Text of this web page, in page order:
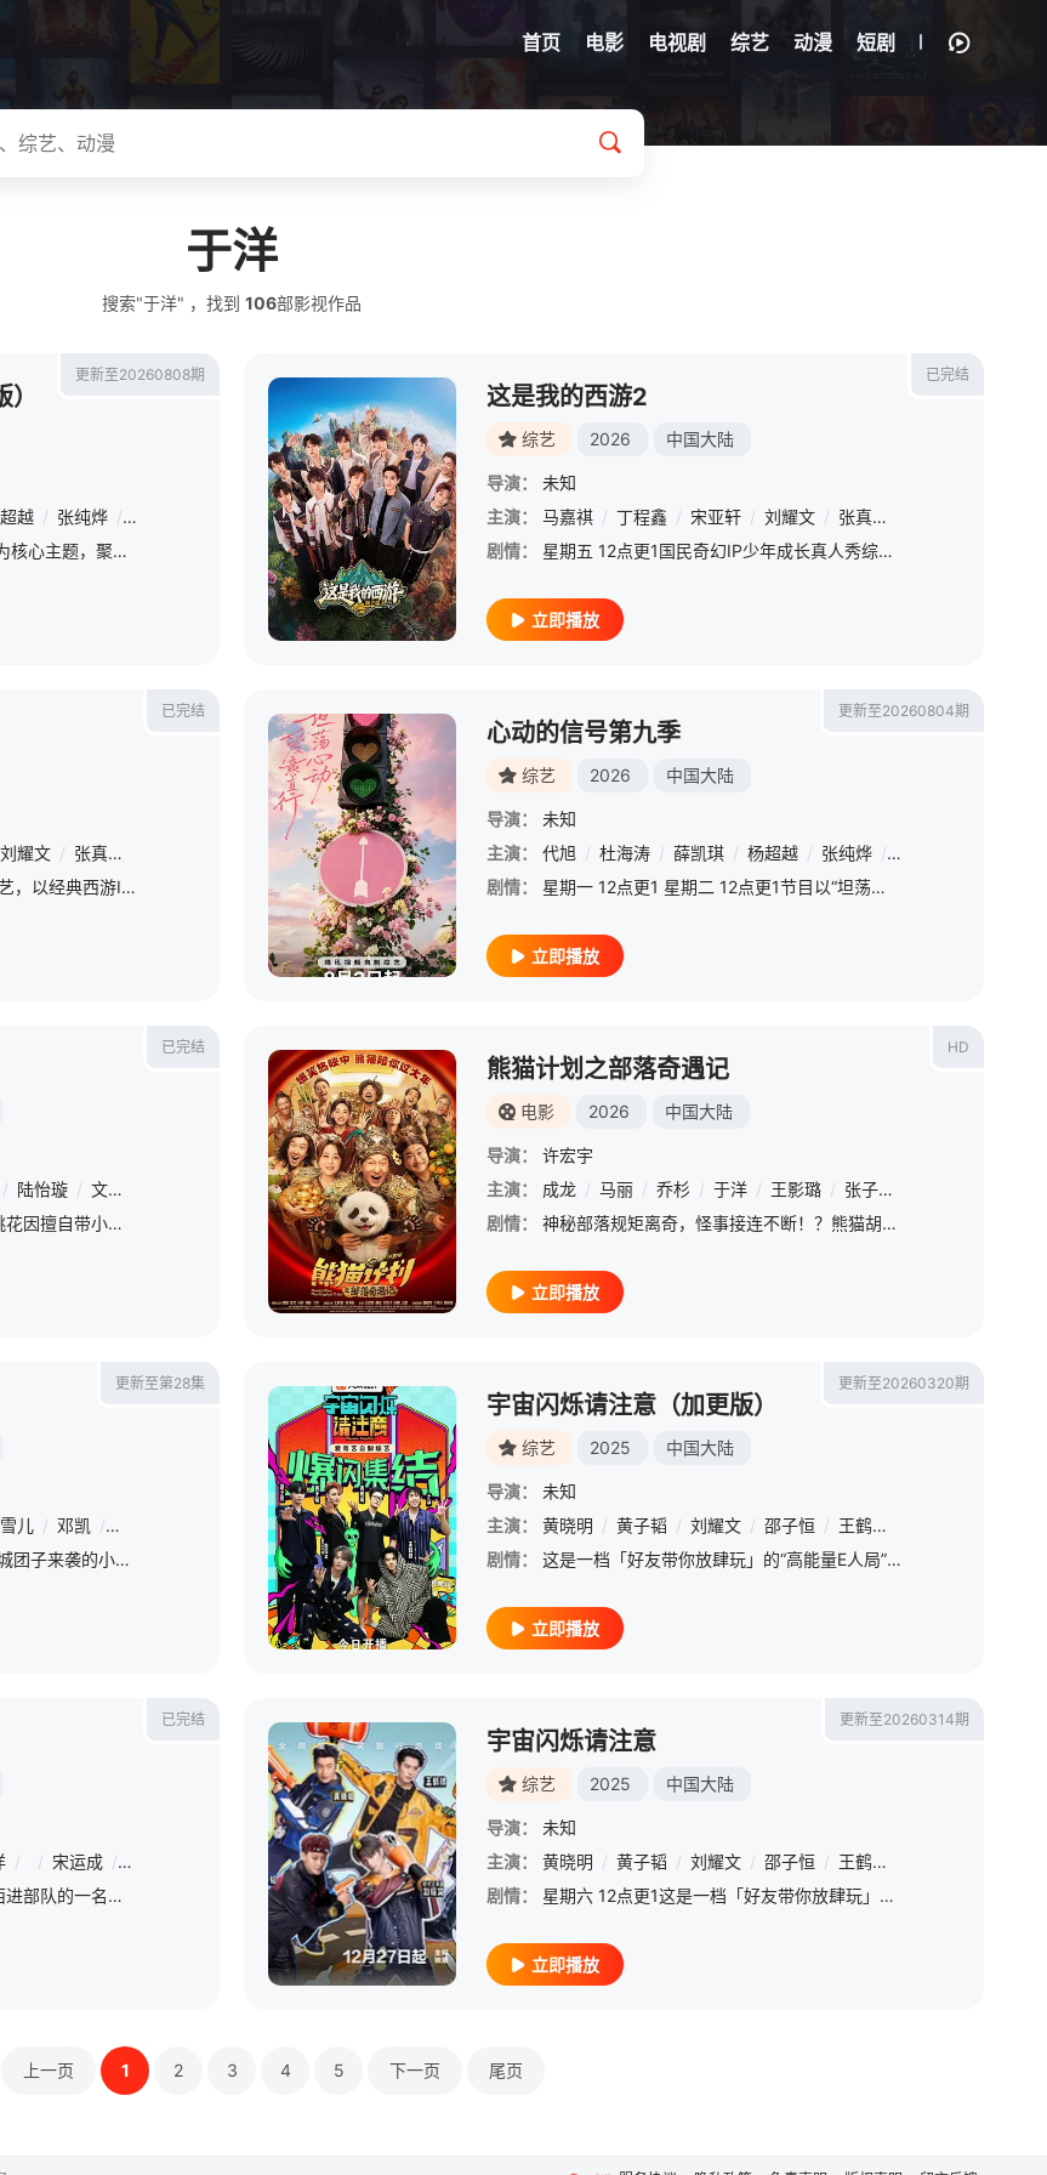
首页 电影 电视剧 综艺 动漫 短剧
于洋
搜索"于洋" ，找到 106部影视作品
更新至20260808期
越 / 张纯烨 / 曹以恒 / 崔凯怡 / 崔译航 / 梁人方 / 沙玥儿 / 孙柏涵 / 孙启萌 / 吴思颖 / 于洋 / 赵希伦
节目以“坦荡心动，爱意直行”为核心主题，聚焦真诚直白的新式恋爱，告别无效拉扯，走进心动小屋，见证单身青年之间萌生的浪漫情愫。
已完结
这是我的西游2
综艺 2026 中国大陆
导演：
未知
主演：
马嘉祺 / 丁程鑫 / 宋亚轩 / 刘耀文 / 张真源
剧情：
星期五 12点更1国民奇幻IP少年成长真人秀综艺，以经典西游IP为蓝本，历经十世副本，挑战81个脑洞大开的闯关游戏，触发层层反转的爆笑剧情。
立即播放
已完结
刘耀文 / 张真源 于洋 林更新 / 邵兵
苏醒
国民奇幻IP少年成长真人秀综艺，以经典西游IP为蓝本，历经十世副本，挑战81个脑洞大开的闯关游戏，触发层层反转的爆笑剧情。
更新至20260804期
心动的信号第九季
综艺 2026 中国大陆
导演：
未知
主演：
代旭 / 杜海涛 / 薛凯琪 / 杨超越 / 张纯烨 / 曹以恒
剧情：
星期一 12点更1 星期二 12点更1节目以“坦荡心动，爱意直行”为核心主题，聚焦真诚直白的新式恋爱，告别无效拉扯，走进心动小屋，见证单身青年之间萌生的浪漫情愫。
立即播放
已完结
/ 陆怡璇 / 文静 艾东 / 王丽云 / 何达 / 郭秋成 / 曾肖龙 / 张永健 / 魏大鸣 / 张哲人
1939年，辽县麻田的村媳妇桃花因擅自带小叔子去县城，导致其被日军炸瞎双眼，招来丈夫刘黑蛋的一纸休书。村姑娘三丫的命运同样坎坷，不仅被陈家二小子以三石粮食退亲，更在不知情的情况下与刘黑蛋火速
HD
熊猫计划之部落奇遇记
电影 2026 中国大陆
导演：
许宏宇
主演：
成龙 / 马丽 / 乔杉 / 于洋 / 王影璐 / 张子栋
剧情：
神秘部落规矩离奇，怪事接连不断！？熊猫胡胡和国际巨星Jackie（成龙 饰）意外穿越进入与世隔绝的原始部落！拥有大小黑眼圈的憨萌熊猫胡胡竟被奉为“天降神兽”，还被族人们予以重任，坚信她能化解部落危机。
立即播放
更新至第28集
儿 / 邓凯 / 李卿 刘琳 / 严屹宽 / 岳旸 / 杜淳 谭凯 毛林林 叶祖新 于洋 / 李建义 / 田丽 / 寇占文
每天 更2该剧改编自晋江文学城团子来袭的小说《逐玉》。讲述了屠户女樊长玉（田曦薇 饰）与落难侯爷谢征（张凌赫 饰）于困境中相遇，一个父母双亡为了保住家产，一个死里逃生隐姓埋名，二人一拍即合决定成婚。先
更新至20260320期
宇宙闪烁请注意（加更版）
综艺 2025 中国大陆
导演：
未知
主演：
黄晓明 / 黄子韬 / 刘耀文 / 邵子恒 / 王鹤棣
剧情：
这是一档「好友带你放肆玩」的“高能量E人局”，在旅行中一起发疯的爆笑户外游戏真人秀！节目以明星好友结伴旅行为主线，用高能抽象游戏任务打造解压式快乐体验——和能让你笑到缺氧的人，去有趣的地方，做有意义的
立即播放
已完结
/ / 宋运成 /
曹力
1949年，童大炮作为解放军西进部队的一名指战员带领部队，在和平解放新疆后，响应毛主席的指示“军队参加生产”，军区命令驻疆广大指战员在天山南北按师、团布点，就地驻防、就地屯垦，迅速开展大生产
更新至20260314期
宇宙闪烁请注意
综艺 2025 中国大陆
导演：
未知
主演：
黄晓明 / 黄子韬 / 刘耀文 / 邵子恒 / 王鹤棣
剧情：
星期六 12点更1这是一档「好友带你放肆玩」的“高能量E人局”，在旅行中一起发疯的爆笑户外游戏真人秀！节目以明星好友结伴旅行为主线，用高能抽象游戏任务打造解压式快乐体验——和能让你笑到缺氧的人，去有趣
立即播放
上一页 1 2 3 4 5 下一页 尾页